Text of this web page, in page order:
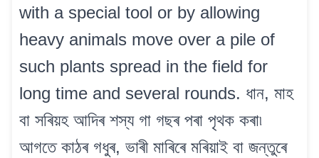
with a special tool or by allowing
heavy animals move over a pile of
such plants spread in the field for
long time and several rounds. ধান, মাহ
বা সৰিয়হ আদিৰ শস্য গা গছৰ পৰা পৃথক কৰা৷
আগতে কাঠৰ গধুৰ, ভাৰী মাৰিৰে মৰিয়াই বা জন্তুৰে